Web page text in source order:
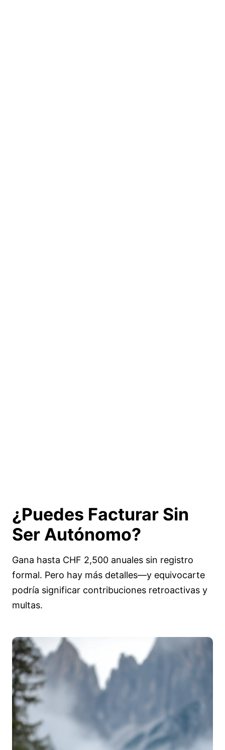
¿Puedes Facturar Sin
Ser Autónomo?
Gana hasta CHF 2,500 anuales sin registro
formal. Pero hay más detalles—y equivocarte
podría significar contribuciones retroactivas y
multas.